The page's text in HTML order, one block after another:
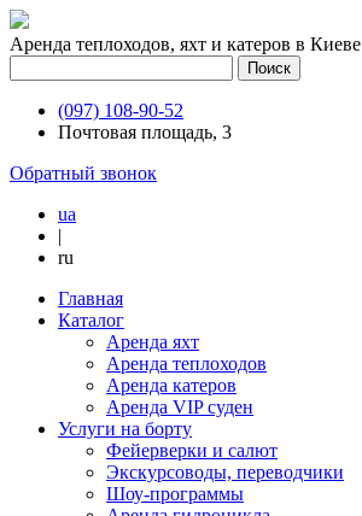
Аренда теплоходов, яхт и катеров в Киеве
(097) 108-90-52
Почтовая площадь, 3
Обратный звонок
ua
|
ru
Главная
Каталог
Аренда яхт
Аренда теплоходов
Аренда катеров
Аренда VIP суден
Услуги на борту
Фейерверки и салют
Экскурсоводы, переводчики
Шоу-программы